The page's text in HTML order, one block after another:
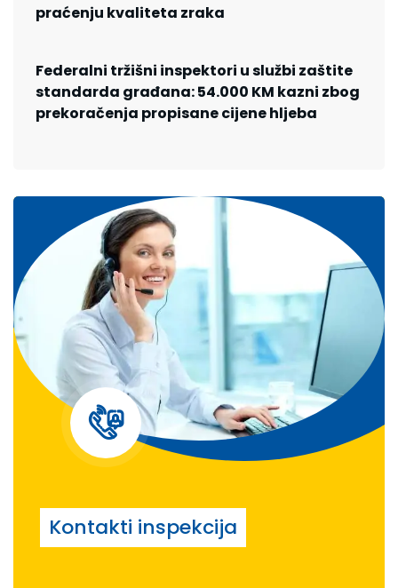
praćenju kvaliteta zraka
Federalni tržišni inspektori u službi zaštite
standarda građana: 54.000 KM kazni zbog
prekoračenja propisane cijene hljeba
Kontakti inspekcija